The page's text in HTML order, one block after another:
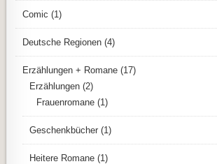
Comic (1)
Deutsche Regionen (4)
Erzählungen + Romane (17)
Erzählungen (2)
Frauenromane (1)
Geschenkbücher (1)
Heitere Romane (1)